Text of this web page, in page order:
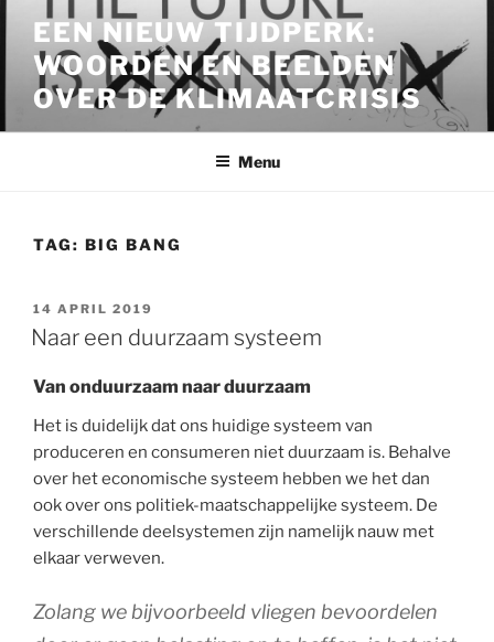
inhoud
EEN NIEUW TIJDPERK:
WOORDEN EN BEELDEN
OVER DE KLIMAATCRISIS
Menu
TAG: BIG BANG
GEPLAATST
OP
14 APRIL 2019
Naar een duurzaam systeem
Van onduurzaam naar duurzaam
Het is duidelijk dat ons huidige systeem van
produceren en consumeren niet duurzaam is. Behalve
over het economische systeem hebben we het dan
ook over ons politiek-maatschappelijke systeem. De
verschillende deelsystemen zijn namelijk nauw met
elkaar verweven.
Zolang we bijvoorbeeld vliegen bevoordelen